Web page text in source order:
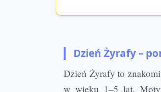
Dzień Żyrafy –
Dzień Żyrafy to
w wieku 1–5 lat.